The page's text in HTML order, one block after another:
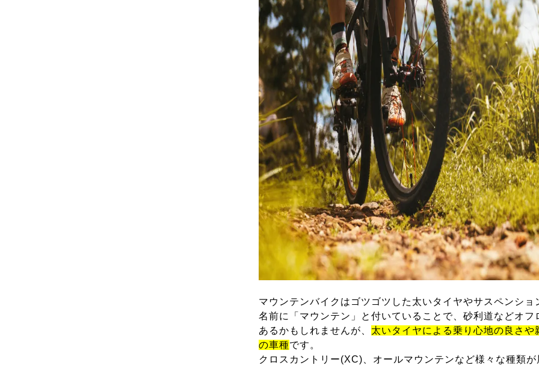
マウンテンバイクはゴツゴツした太いタイヤやサスペンシ
名前に「マウンテン」と付いていることで、砂利道などオ
あるかもしれませんが、 太いタイヤによる乗り心地の良さ
の車種です。
クロスカントリー(XC)、オールマウンテンなど様々な種類